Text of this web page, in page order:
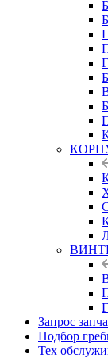
Запрос
Подбор
Тех